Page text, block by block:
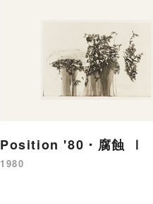
Position '80・腐蝕 Ⅰ
1980